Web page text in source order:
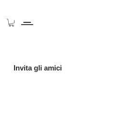
Invita gli amici